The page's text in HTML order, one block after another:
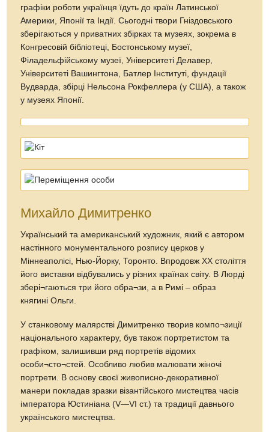
графіки роботи українця їдуть до країн Латинської
Америки, Японії та Індії. Сьогодні твори Гніздовського
зберігаються у приватних збірках та музеях, зокрема в
Конгресовій бібліотеці, Бостонському музеї,
Філадельфійському музеї, Університеті Делавер,
Університеті Вашингтона, Батлер Інституті, фундації
Вудварда, збірці Нельсона Рокфеллера (у США), а також
у музеях Японії.
Михайло Димитренко
Український та американський художник, який є автором
настінного монументального розпису церков у
Міннеаполісі, Нью-Йорку, Торонто. Впродовж ХХ століття
його виставки відбувались у різних країнах світу. В Люрдi
збері¬гаються три його обра¬зи, а в Римi – образ
княгинi Ольги.
У станковому малярстві Димитренко творив компо¬зицiї
національного характеру, був також портретистом та
графіком, залишивши ряд портретiв вiдомих
особи¬сто¬стей. Особливо любив малювати жіночі
портрети. В основу своєї живописно-декоративної
манери покладав зразки візантійського мистецтва часів
імператора Юстиніана (V—VI ст.) та традиції давнього
українського мистецтва.